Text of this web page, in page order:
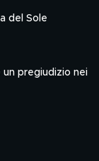
del Sole
un pregiudizio nei